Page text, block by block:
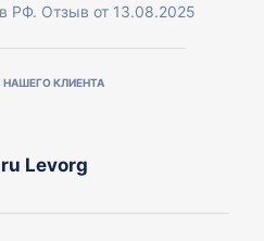
РФ. Отзыв от 13.08.2025
КЛИЕНТА
Levorg